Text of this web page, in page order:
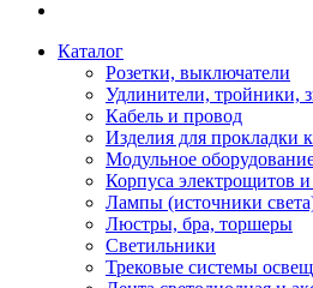
Каталог
Розетки, выключатели
Удлинители, тройники,
Кабель и провод
Изделия для прокладки
Модульное
Корпуса электрощитов
Лампы (источники
Люстры, бра, торшеры
Светильники
Трековые системы